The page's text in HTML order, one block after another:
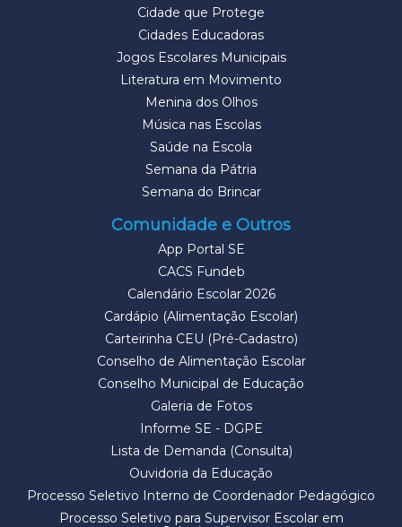
Cidade que Protege
Cidades Educadoras
Jogos Escolares Municipais
Literatura em Movimento
Menina dos Olhos
Música nas Escolas
Saúde na Escola
Semana da Pátria
Semana do Brincar
Comunidade e Outros
App Portal SE
CACS Fundeb
Calendário Escolar 2026
Cardápio (Alimentação Escolar)
Carteirinha CEU (Pré-Cadastro)
Conselho de Alimentação Escolar
Conselho Municipal de Educação
Galeria de Fotos
Informe SE - DGPE
Lista de Demanda (Consulta)
Ouvidoria da Educação
Processo Seletivo Interno de Coordenador Pedagógico
Processo Seletivo para Supervisor Escolar em